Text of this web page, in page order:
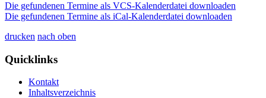
Die gefundenen Termine als VCS-Kalenderdatei downloaden
Die gefundenen Termine als iCal-Kalenderdatei downloaden
drucken nach oben
Quicklinks
Kontakt
Inhaltsverzeichnis